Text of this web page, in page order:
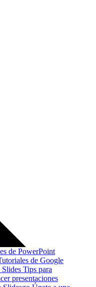
de PowerPoint
de Google
Slides Tips para
presentaciones